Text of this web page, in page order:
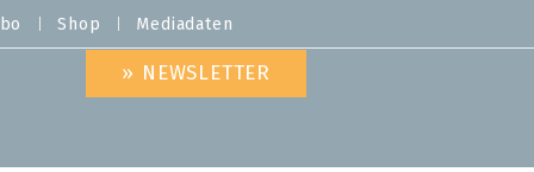
Shop Mediadaten
» NEWSLETTER